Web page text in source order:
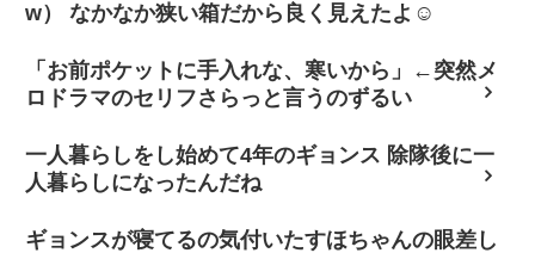
w） なかなか狭い箱だから良く見えたよ☺
「お前ポケットに手入れな、寒いから」←突然メ
ロドラマのセリフさらっと言うのずるい
一人暮らしをし始めて4年のギョンス 除隊後に一
人暮らしになったんだね
ギョンスが寝てるの気付いたすほちゃんの眼差し